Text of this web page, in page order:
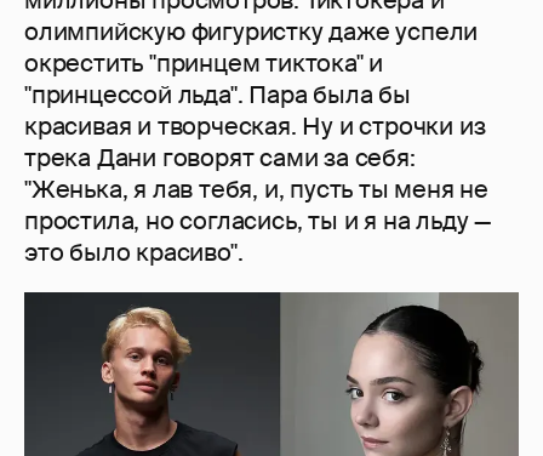
олимпийскую фигуристку даже успели
окрестить "принцем тиктока" и
"принцессой льда". Пара была бы
красивая и творческая. Ну и строчки из
трека Дани говорят сами за себя:
"Женька, я лав тебя, и, пусть ты меня не
простила, но согласись, ты и я на льду —
это было красиво".